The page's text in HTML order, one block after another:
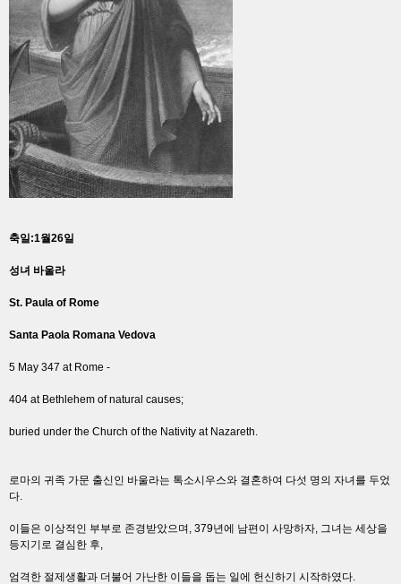
축일:1월26일
성녀 바울라
St. Paula of Rome
Santa Paola Romana Vedova
5 May 347 at Rome -
404 at Bethlehem of natural causes;
buried under the Church of the Nativity at Nazareth.
로마의 귀족 가문 출신인 바울라는 톡소시우스와 결혼하여 다섯 명의 자녀를 두었
다.
이들은 이상적인 부부로 존경받았으며, 379년에 남편이 사망하자, 그녀는 세상을
등지기로 결심한 후,
엄격한 절제생활과 더불어 가난한 이들을 돕는 일에 헌신하기 시작하였다.